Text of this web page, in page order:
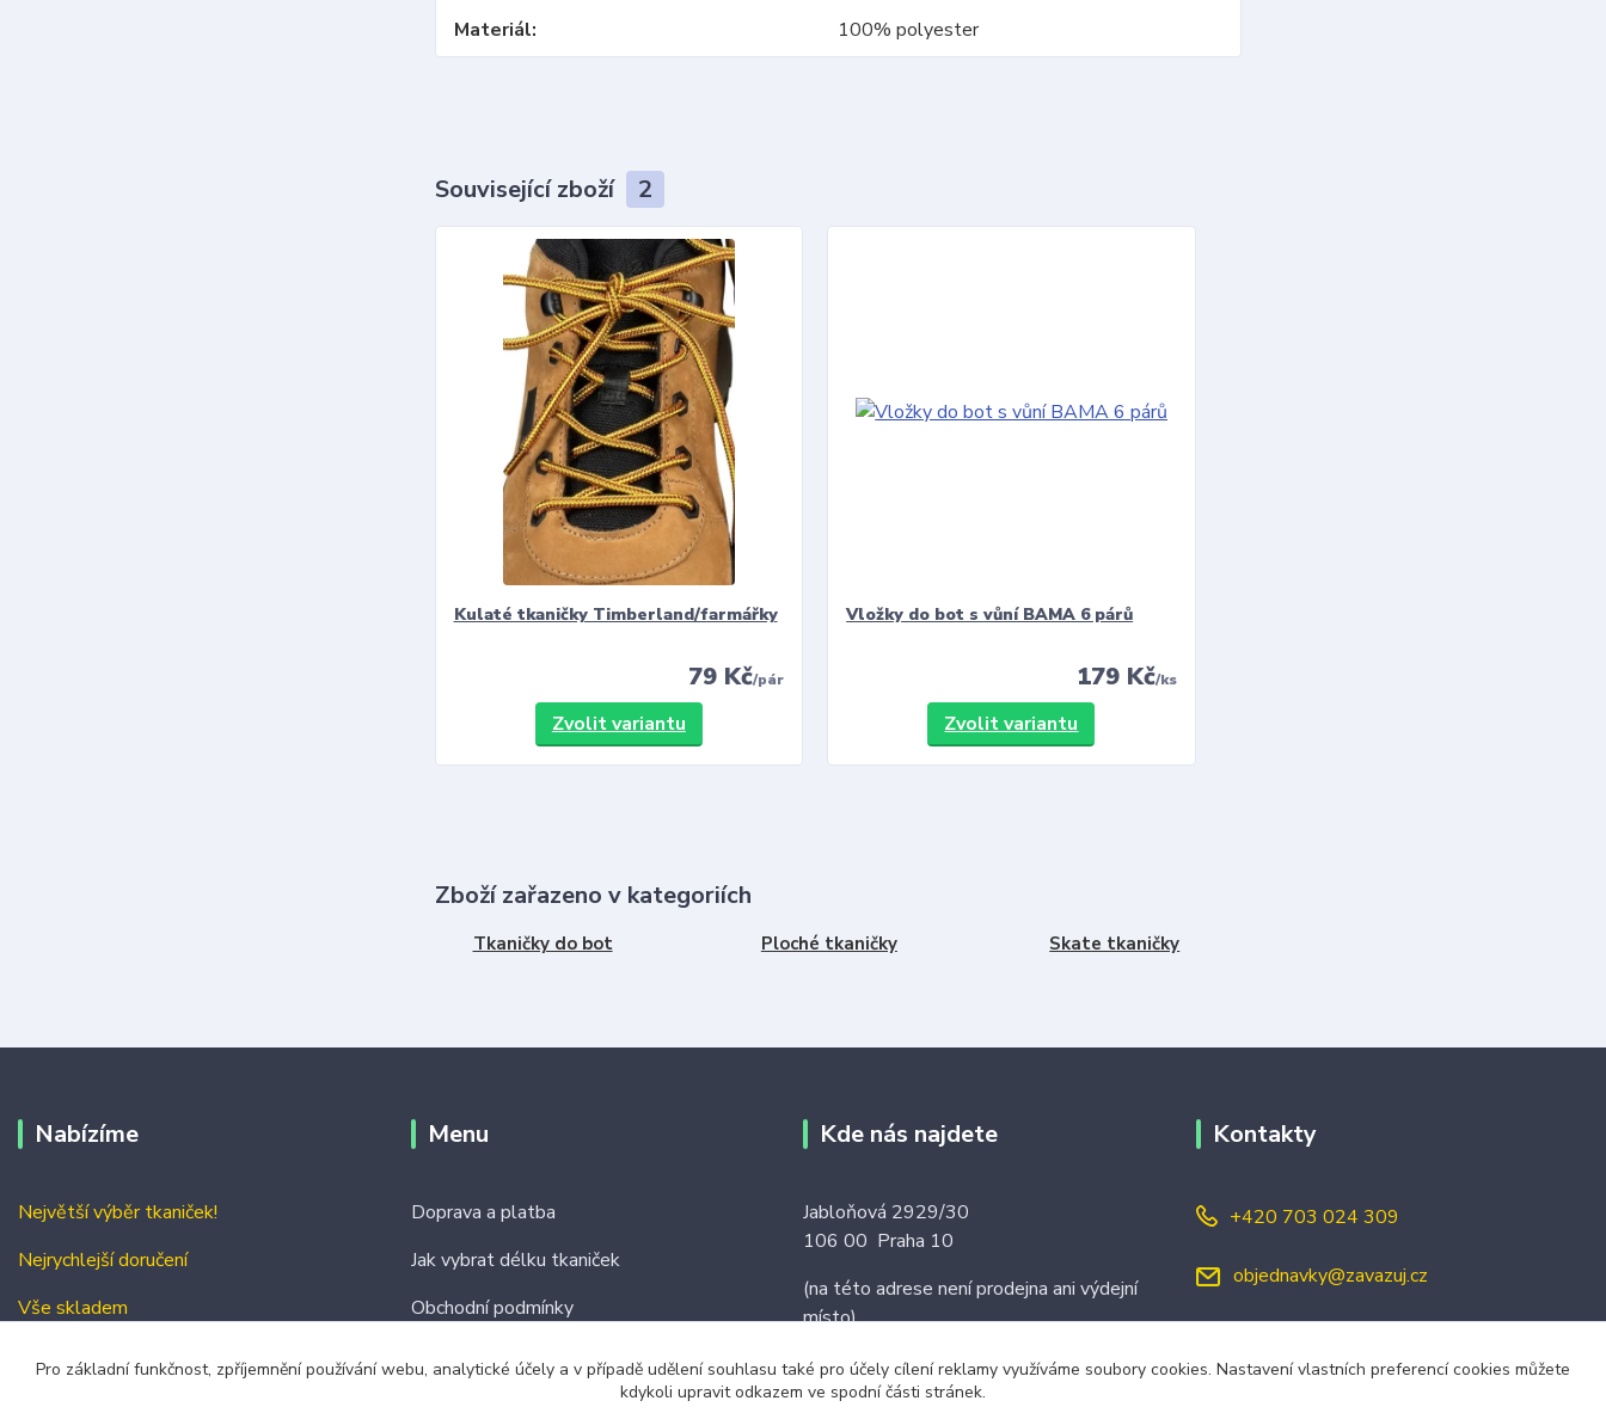
Materiál
100% polyester
Související zboží 2
Kulaté tkaničky Timberland/farmářky
79 Kč/pár
Zvolit variantu
Vložky do bot s vůní BAMA 6 párů
179 Kč/ks
Zvolit variantu
Zboží zařazeno v kategoriích
Tkaničky do bot Ploché tkaničky Skate tkaničky
Nabízíme
Největší výběr tkaniček!
Nejrychlejší doručení
Vše skladem
Menu
Doprava a platba
Jak vybrat délku tkaniček
Obchodní podmínky
Kde nás najdete
Jabloňová 2929/30
106 00 Praha 10
(na této adrese není prodejna ani výdejní
místo)
Kontakty
+420 703 024 309
objednavky@zavazuj.cz
Pro základní funkčnost, zpříjemnění používání webu, analytické účely a v případě udělení souhlasu také pro účely cílení reklamy využíváme soubory cookies. Nastavení vlastních preferencí cookies můžete
kdykoli upravit odkazem ve spodní části stránek.